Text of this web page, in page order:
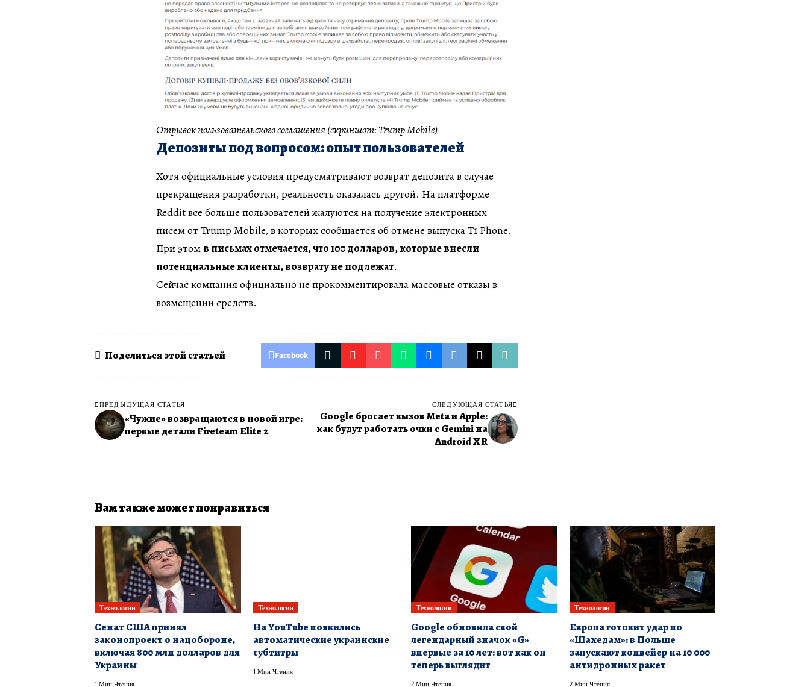
Отрывок пользовательского соглашения (скриншот: Trump Mobile)
Депозиты под вопросом: опыт пользователей
Хотя официальные условия предусматривают возврат депозита в случае
прекращения разработки, реальность оказалась другой. На платформе
Reddit все больше пользователей жалуются на получение электронных
писем от Trump Mobile, в которых сообщается об отмене выпуска T1 Phone.
При этом в письмах отмечается, что 100 долларов, которые внесли
потенциальные клиенты, возврату не подлежат.
Сейчас компания официально не прокомментировала массовые отказы в
возмещении средств.
Поделиться этой статьей Facebook
ПРЕДЫДУЩАЯ СТАТЬЯ
«Чужие» возвращаются в новой игре:
первые детали Fireteam Elite 2
СЛЕДУЮЩАЯ СТАТЬЯ
Google бросает вызов Meta и Apple:
как будут работать очки с Gemini на
Android XR
Вам также может понравиться
Технологии
Сенат США принял
законопроект о нацобороне,
включая 800 млн долларов для
Украины
1 Мин Чтения
Технологии
На YouTube появились
автоматические украинские
субтитры
1 Мин Чтения
Технологии
Google обновила свой
легендарный значок «G»
впервые за 10 лет: вот как он
теперь выглядит
2 Мин Чтения
Технологии
Европа готовит удар по
«Шахедам»: в Польше
запускают конвейер на 10 000
антидронных ракет
2 Мин Чтения